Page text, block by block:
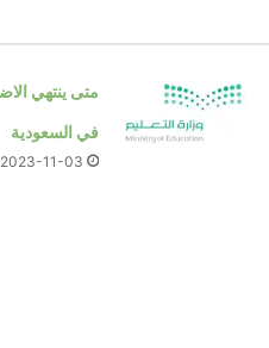
في السعودية
2023-11-03